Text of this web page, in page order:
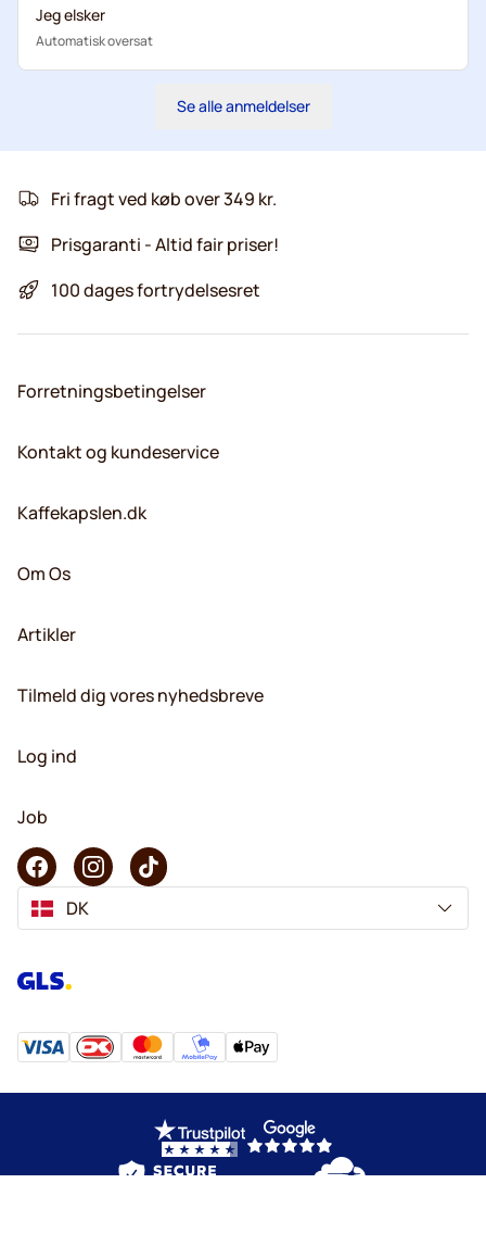
Jeg elsker
Automatisk oversat
Se alle anmeldelser
Fri fragt ved køb over 349 kr.
Prisgaranti - Altid fair priser!
100 dages fortrydelsesret
Forretningsbetingelser
Kontakt og kundeservice
Kaffekapslen.dk
Om Os
Artikler
Tilmeld dig vores nyhedsbreve
Log ind
Job
DK